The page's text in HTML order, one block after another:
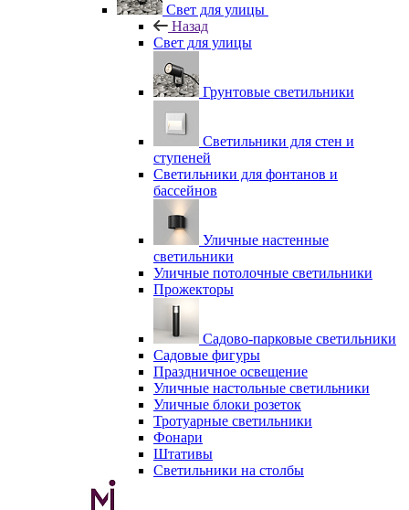
Свет для улицы
Назад
Свет для улицы
Грунтовые светильники
Светильники для стен и
ступеней
Светильники для фонтанов и
бассейнов
Уличные настенные
светильники
Уличные потолочные светильники
Прожекторы
Садово-парковые светильники
Садовые фигуры
Праздничное освещение
Уличные настольные светильники
Уличные блоки розеток
Тротуарные светильники
Фонари
Штативы
Светильники на столбы